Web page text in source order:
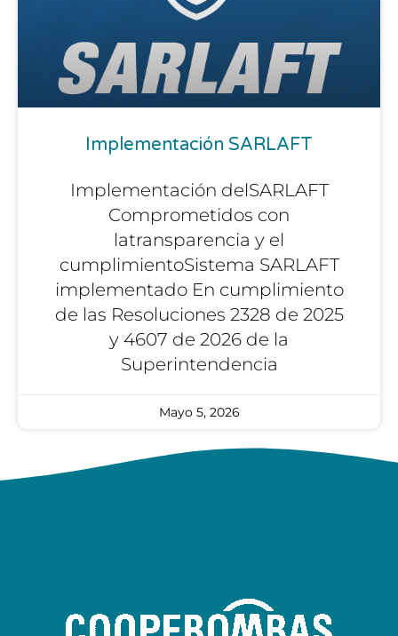
Implementación SARLAFT
Implementación delSARLAFT
Comprometidos con
latransparencia y el
cumplimientoSistema SARLAFT
implementado En cumplimiento
de las Resoluciones 2328 de 2025
y 4607 de 2026 de la
Superintendencia
Mayo 5, 2026